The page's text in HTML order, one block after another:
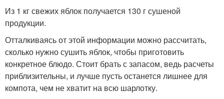
Из 1 кг свежих яблок получается 130 г сушеной
продукции.
Отталкиваясь от этой информации можно рассчитать,
сколько нужно сушить яблок, чтобы приготовить
конкретное блюдо. Стоит брать с запасом, ведь расчеты
приблизительны, и лучше пусть останется лишнее для
компота, чем не хватит на всю шарлотку.